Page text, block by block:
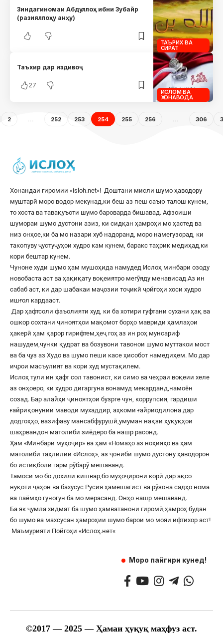
ТАЪРИХ ВА
СИРАТ
Зиндагиномаи Абдуллоҳ ибни Зубайр
(разияллоҳу анҳу)
ИСЛОМ ВА
ХОНАВОДА
Таъхир дар издивоҷ
27
2 252 253 254 255 256 306
Хонандаи гиромии «isloh.net«! Доштани мисли шумо ҳаводору
муштарӣ моро водор мекунад,ки беш аз пеш саъю талош кунем,
то хоста ва тавақуъоти шумо бароварда бишавад. Афзоиши
шумораи шумо дустони азиз, ки сидқан ҳамроҳи мо ҳастед ва
низ онҳое,ки ба мо назари хуб надоранд, моро намегузорад, ки
такопуву ҷустуҷуҳои худро кам кунем, баракс таҳрик медиҳад,ки
кори бештар кунем.
Чуноне худи шумо ҳам мушоҳида намудед Ислоҳ минбари озоду
новобаста аст ва ҳақиқату воқеиятро мегӯяду менависад.Аз ин
сабаб аст, ки дар шабакаи маҷозии тоҷикӣ ҷойгоҳи хоси худро
ишғол кардааст.
Дар ҳафтсоли фаъолияти худ, ки ба хотири гуфтани сухани ҳақ ва
ошкор сохтани ҷиноятҳои мақомот борҳо мавриди ҳамлаҳои
ҳакерӣ ҳам қарор гирифтем,ҳеҷ гоҳ аз ин роҳ мунсариф
нашудем,чунки қудрат ва бозувони тавонои шумо муттакои мост
ва ба ҷуз аз Худо ва шумо пеши касе ҳисобот намедиҳем. Мо дар
иҷрои масъулият ва кори худ мустақилем.
Ислоҳ тули ин ҳафт сол тавонист, ки симо ва чеҳраи воқеии хеле
аз онҳоеро, ки худро дигаргуна вонамуд мекарданд,намоён
созад. Бар алайҳи ҷиноятҳои бузрге чун, коррупсия, гардиши
ғайриқонунии маводи мухаддир, аҳкоми ғайриодилона дар
додгоҳҳо, вазифаву мансабфурушӣ,умуман нақзи ҳуқуқҳои
шаҳрвандон матолиби зиёдеро ба нашр расонд.
Ҳам «Минбари муҳоҷир» ва ҳам «Номаҳо аз ноҳияҳо ва ҳам
матолиби таҳлилии «Ислоҳ», аз ҷониби шумо дустону ҳаводорон
бо истиқболи гарм рӯбарӯ мешаванд.
Тамоси мо бо дохили кишвар,бо муҳоҷирони корӣ дар ақсо
нуқоти ҷаҳон ва бахусус Русия ҳамешагист ва рӯзона садҳо нома
ва паёмҳо гуногун ба мо мерасанд. Онҳо нашр мешаванд.
Ба як ҷумла хидмат ба шумо ҳамватанони гиромӣ,ҳамроҳ будан
бо шумо ва махсусан ҳамроҳии шумо барои мо мояи ифтихор аст!
Маъмурияти Пойгоҳи «Ислоҳ.нет«
Моро пайгири кунед!
©2017 — 2025 — Ҳамаи ҳуқуқ маҳфуз аст.